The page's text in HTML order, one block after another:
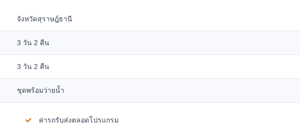
จังหวัดสุราษฎ์ธานี
3 วัน 2 คืน
3 วัน 2 คืน
ชุดพร้อมว่ายน้ำ
ค่ารถรับส่งตลอดโปรแกรม